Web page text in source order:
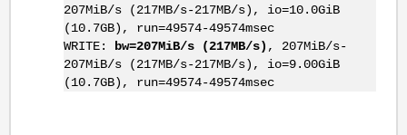
207MiB/s (217MB/s-217MB/s), io=10.0GiB
(10.7GB), run=49574-49574msec
WRITE:
bw=207MiB/s (217MB/s) , 207MiB/s-
207MiB/s (217MB/s-217MB/s), io=9.00GiB
(10.7GB), run=49574-49574msec